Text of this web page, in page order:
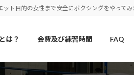
ト目的の女性まで安全にボクシングをやって
は？ 会費及び練習時間 FAQ